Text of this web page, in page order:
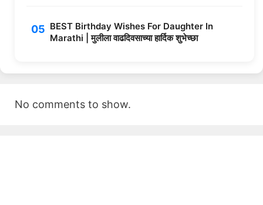
BEST Birthday Wishes For Daughter In
Marathi | मुलीला वाढदिवसाच्या हार्दिक शुभेच्छा
No comments to show.